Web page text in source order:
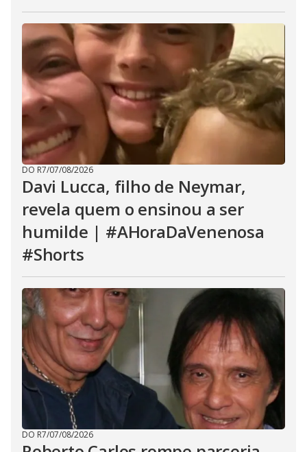
DO R7/07/08/2026
Davi Lucca, filho de Neymar,
revela quem o ensinou a ser
humilde | #AHoraDaVenenosa
#Shorts
DO R7/07/08/2026